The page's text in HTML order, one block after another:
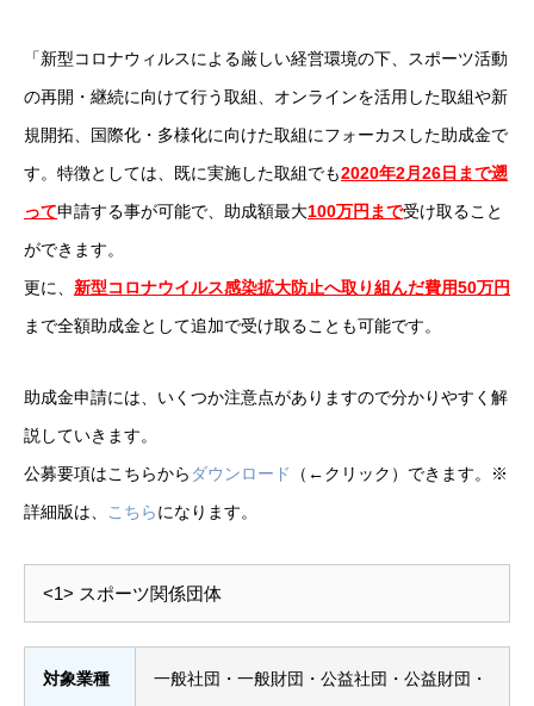
「新型コロナウィルスによる厳しい経営環境の下、スポーツ活動
の再開・継続に向けて行う取組、オンラインを活用した取組や新
規開拓、国際化・多様化に向けた取組にフォーカスした助成金で
す。特徴としては、既に実施した取組でも2020年2月26日まで遡
って申請する事が可能で、助成額最大100万円まで受け取ること
ができます。
更に、 新型コロナウイルス感染拡大防止へ取り組んだ費用50万円
まで全額助成金として追加で受け取ることも可能です。
助成金申請には、いくつか注意点がありますので分かりやすく解
説していきます。
公募要項はこちらから ダウンロード
（←クリック）できます。※
詳細版は、
こちらになります。
<1> スポーツ関係団体
対象業種
一般社団・一般財団・公益社団・公益財団・